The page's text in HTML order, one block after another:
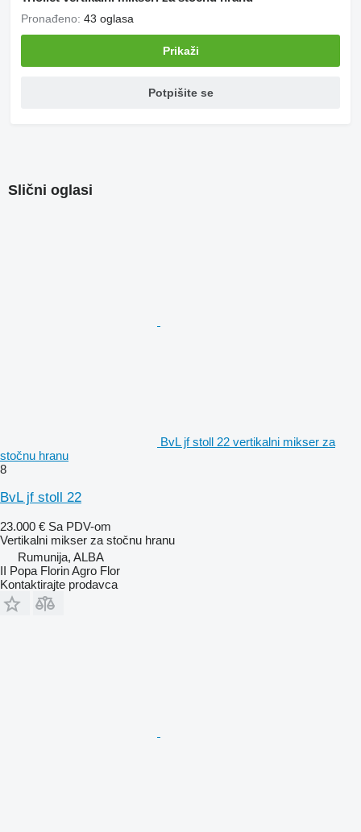
Pronađeno: 43 oglasa
Prikaži
Potpišite se
Slični oglasi
BvL jf stoll 22 vertikalni mikser za
stočnu hranu
8
BvL jf stoll 22
23.000 € Sa PDV-om
Vertikalni mikser za stočnu hranu
Rumunija, ALBA
II Popa Florin Agro Flor
Kontaktirajte prodavca